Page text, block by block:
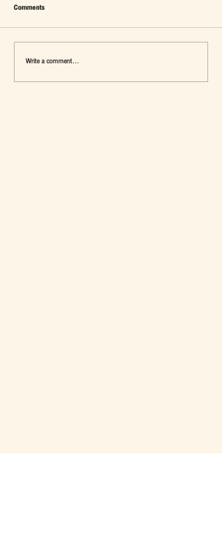
เมื่อ Self-concept ถูกเติมเต็ม Fashion อาจ
จะไม่ใช่คำตอบ
Comments
Write a comment...